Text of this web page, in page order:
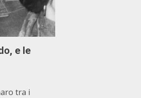
e le
tra i